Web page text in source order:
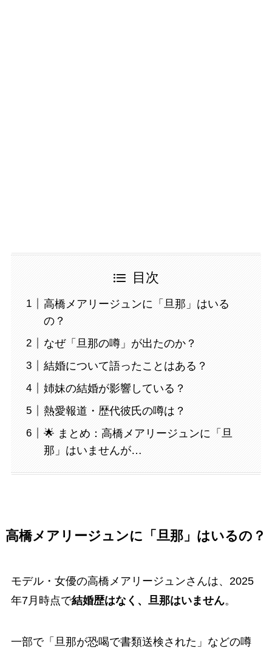
目次
高橋メアリージュンに「旦那」はいる
の？
なぜ「旦那の噂」が出たのか？
結婚について語ったことはある？
姉妹の結婚が影響している？
熱愛報道・歴代彼氏の噂は？
🌟 まとめ：高橋メアリージュンに「旦
那」はいませんが…
高橋メアリージュンに「旦那」はいるの？
モデル・女優の高橋メアリージュンさんは、2025
年7月時点で結婚歴はなく、旦那はいません。
一部で「旦那が恐喝で書類送検された」などの噂